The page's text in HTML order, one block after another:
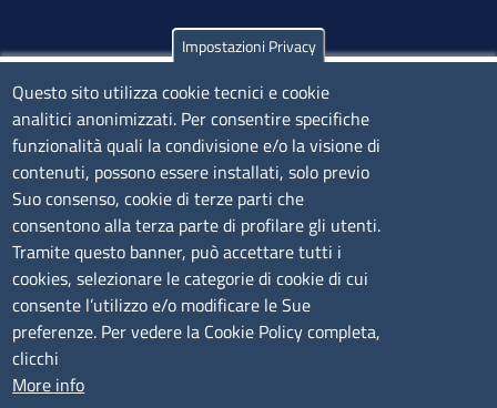
Olbia
Via Nanni 43 - 07026 Olbia
Tel. 0789 66122 | 0789 69580
mail:ufficio.olbia@ss.camcom.it
lunedì al venerdì: 9,00 - 12,00; lunedì pomeriggio: 16,00
- 17,00
CONTATTI
Camera di Commercio, Industria, Artigianato e
Agricoltura di Sassari
Impostazioni Privacy
Questo sito utilizza cookie tecnici e cookie
analitici anonimizzati. Per consentire specifiche
funzionalità quali la condivisione e/o la visione di
contenuti, possono essere installati, solo previo
Suo consenso, cookie di terze parti che
consentono alla terza parte di profilare gli utenti.
Tramite questo banner, può accettare tutti i
cookies, selezionare le categorie di cookie di cui
consente l’utilizzo e/o modificare le Sue
preferenze. Per vedere la Cookie Policy completa,
clicchi
More info